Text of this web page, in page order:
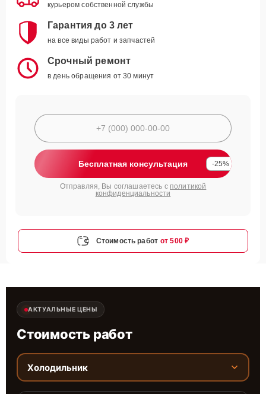
курьером собственной службы
Гарантия до 3 лет
на все виды работ и запчастей
Срочный ремонт
в день обращения от 30 минут
Бесплатная консультация -25%
Отправляя, Вы соглашаетесь с политикой
конфиденциальности
Стоимость работ от 500 ₽
АКТУАЛЬНЫЕ ЦЕНЫ
Стоимость работ
Холодильник